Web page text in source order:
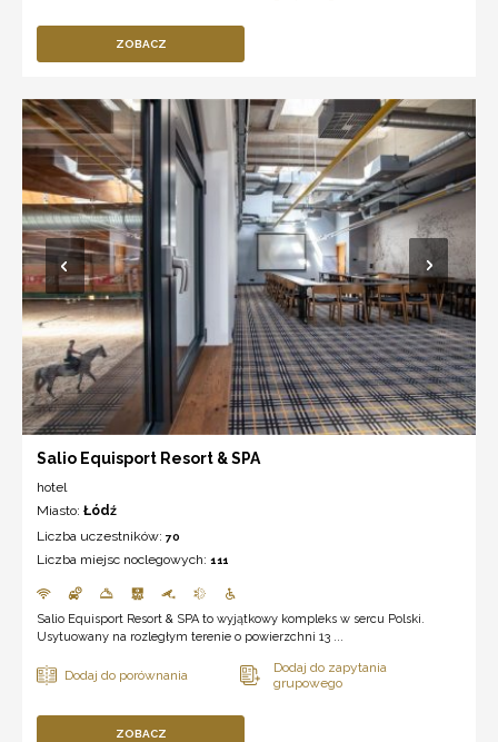
ZOBACZ
Salio Equisport Resort & SPA
hotel
Miasto: Łódź
Liczba uczestników: 70
Liczba miejsc noclegowych: 111
Salio Equisport Resort & SPA to wyjątkowy kompleks w sercu Polski.
Usytuowany na rozległym terenie o powierzchni 13 ...
ZOBACZ